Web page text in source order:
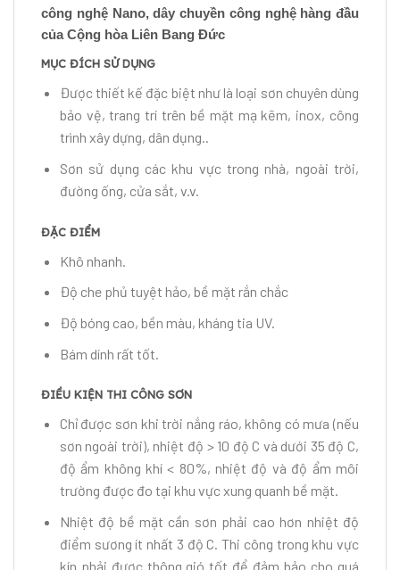
công nghệ Nano, dây chuyền công nghệ hàng đầu
của Cộng hòa Liên Bang Đức
MỤC ĐÍCH SỬ DỤNG
Được thiết kế đặc biệt như là loại sơn chuyên dùng
bảo vệ, trang trí trên bề mặt mạ kẽm, inox, công
trình xây dựng, dân dụng..
Sơn sử dụng các khu vực trong nhà, ngoài trời,
đường ống, cửa sắt, v.v.
ĐẶC ĐIỂM
Khô nhanh.
Độ che phủ tuyệt hảo, bề mặt rắn chắc
Độ bóng cao, bền màu, kháng tia UV.
Bám dính rất tốt.
ĐIỀU KIỆN THI CÔNG SƠN
Chỉ được sơn khi trời nắng ráo, không có mưa (nếu
sơn ngoài trời), nhiệt độ > 10 độ C và dưới 35 độ C,
độ ẩm không khí < 80%, nhiệt độ và độ ẩm môi
trường được đo tại khu vực xung quanh bề mặt.
Nhiệt độ bề mặt cần sơn phải cao hơn nhiệt độ
điểm sương ít nhất 3 độ C. Thi công trong khu vực
kín phải được thông gió tốt để đảm bảo cho quá